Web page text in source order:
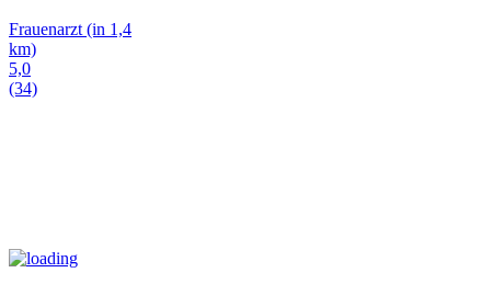
Frauenarzt (in 1,4
km)
5,0
(34)